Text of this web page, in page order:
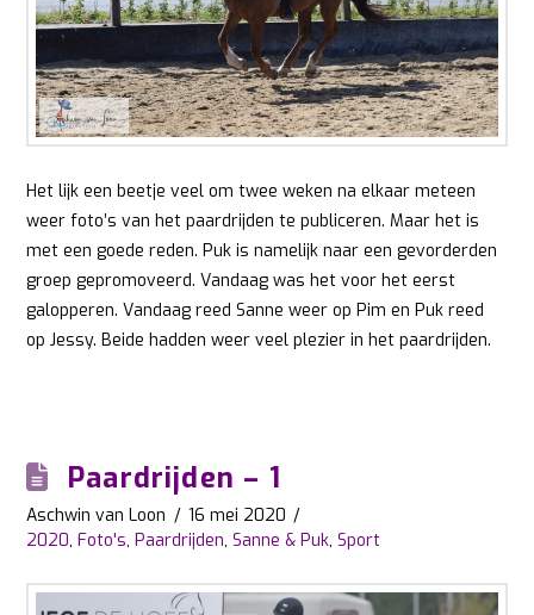
Het lijk een beetje veel om twee weken na elkaar meteen
weer foto’s van het paardrijden te publiceren. Maar het is
met een goede reden. Puk is namelijk naar een gevorderden
groep gepromoveerd. Vandaag was het voor het eerst
galopperen. Vandaag reed Sanne weer op Pim en Puk reed
op Jessy. Beide hadden weer veel plezier in het paardrijden.
Paardrijden – 1
Aschwin van Loon
16 mei 2020
2020,Foto's,Paardrijden,Sanne & Puk,Sport